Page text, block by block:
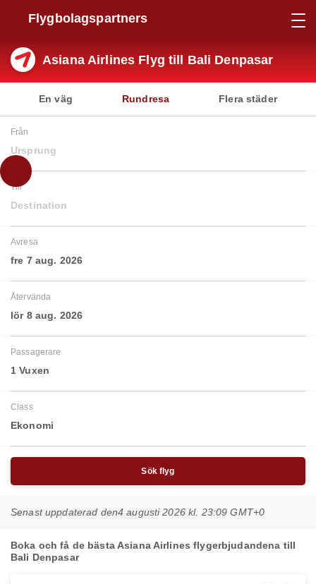
Flygbolagspartners
Asiana Airlines Flyg till Bali Denpasar
En väg Rundresa Flera städer
Från
Ursprung
Till
Destination
Avresa
fre 7 aug. 2026
Återvända
lör 8 aug. 2026
Passagerare
1 Vuxen
Class
Ekonomi
Sök flyg
Senast uppdaterad den4 augusti 2026 kl. 23:09 GMT+0
Boka och få de bästa Asiana Airlines flygerbjudandena till
Bali Denpasar